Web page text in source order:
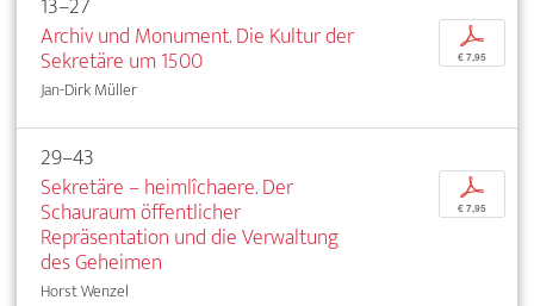
Archiv und Monument. Die Kultur der
Sekretäre um 1500
Jan-Dirk Müller
p
€ 7,95
29–43
Sekretäre – heimlîchaere. Der
Schauraum öffentlicher
Repräsentation und die Verwaltung
des Geheimen
Horst Wenzel
p
€ 7,95